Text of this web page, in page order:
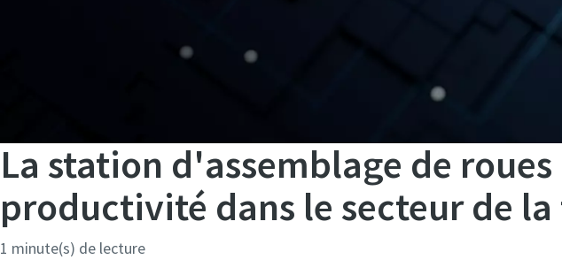
La station d'assemblage de
productivité dans le secteur de
1 minute(s) de lecture